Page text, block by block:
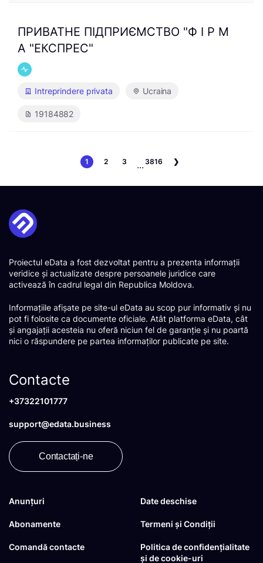
ПРИВАТНЕ ПІДПРИЄМСТВО "Ф І Р М
А "ЕКСПРЕС"
Intreprindere privata Ucraina
19184882
1 2 3 ... 3816 ❯
Proiectul eData a fost dezvoltat pentru a prezenta informații
veridice și actualizate despre persoanele juridice care
activează în cadrul legal din Republica Moldova.
Informațiile afișate pe site-ul eData au scop pur informativ și nu
pot fi folosite ca documente oficiale. Atât platforma eData, cât
și angajații acesteia nu oferă niciun fel de garanție și nu poartă
nici o răspundere pe partea informaților publicate pe site.
Anunțuri
Abonamente
Comandă contacte
Date deschise
Termeni și Condiții
Politica de confidențialitate
și de cookie-uri
Contacte
+37322101777
support@edata.business
Contactați-ne